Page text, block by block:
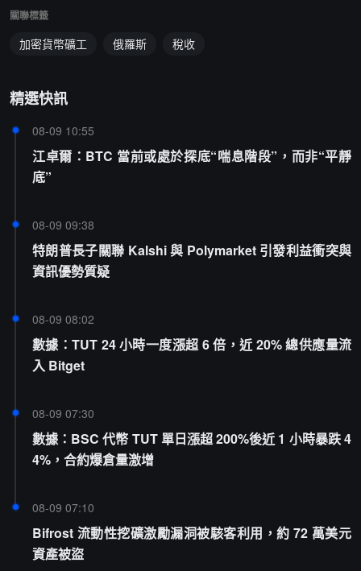
關聯標籤
加密貨幣礦工 俄羅斯 稅收
精選快訊
08-09 10:55
江卓爾：BTC 當前或處於探底“喘息階段”，而非“平靜
底”
08-09 09:38
特朗普長子關聯 Kalshi 與 Polymarket 引發利益衝突與
資訊優勢質疑
08-09 08:02
數據：TUT 24 小時一度漲超 6 倍，近 20% 總供應量流
入 Bitget
08-09 07:30
數據：BSC 代幣 TUT 單日漲超 200%後近 1 小時暴跌 4
4%，合約爆倉量激增
08-09 07:10
Bifrost 流動性挖礦激勵漏洞被駭客利用，約 72 萬美元
資產被盜